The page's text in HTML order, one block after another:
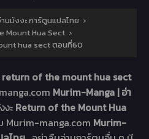
นมังงะ การ์ตูนแปลไทย ›
Mount Hua Sect ›
hua sect ตอนที่60
return of the mount hua sect
Murim-Manga | อ่า
งะ Return of the Mount Hua
Murim-manga.com Murim-